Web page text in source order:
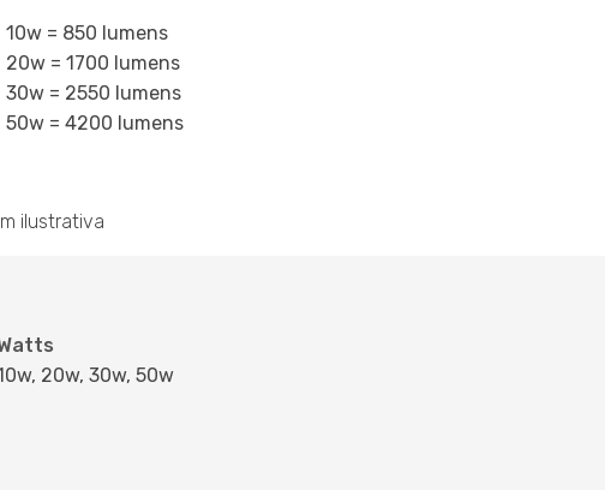
10w = 850 lumens
20w = 1700 lumens
30w = 2550 lumens
50w = 4200 lumens
ilustrativa
20w, 30w, 50w